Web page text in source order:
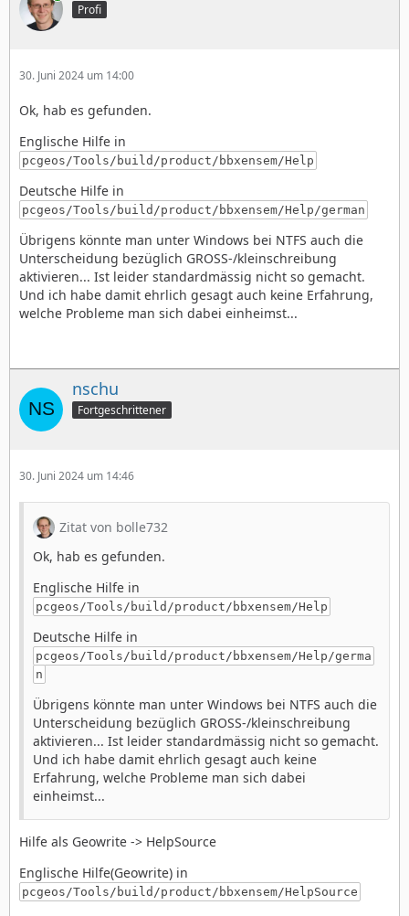
Profi
30. Juni 2024 um 14:00
Ok, hab es gefunden.
Englische Hilfe in
pcgeos/Tools/build/product/bbxensem/Help
Deutsche Hilfe in
pcgeos/Tools/build/product/bbxensem/Help/german
Übrigens könnte man unter Windows bei NTFS auch die
Unterscheidung bezüglich GROSS-/kleinschreibung
aktivieren... Ist leider standardmässig nicht so gemacht.
Und ich habe damit ehrlich gesagt auch keine Erfahrung,
welche Probleme man sich dabei einheimst...
nschu
Fortgeschrittener
30. Juni 2024 um 14:46
Zitat von bolle732
Ok, hab es gefunden.
Englische Hilfe in
pcgeos/Tools/build/product/bbxensem/Help
Deutsche Hilfe in
pcgeos/Tools/build/product/bbxensem/Help/germa
n
Übrigens könnte man unter Windows bei NTFS auch die
Unterscheidung bezüglich GROSS-/kleinschreibung
aktivieren... Ist leider standardmässig nicht so gemacht.
Und ich habe damit ehrlich gesagt auch keine
Erfahrung, welche Probleme man sich dabei
einheimst...
Hilfe als Geowrite -> HelpSource
Englische Hilfe(Geowrite) in
pcgeos/Tools/build/product/bbxensem/HelpSource